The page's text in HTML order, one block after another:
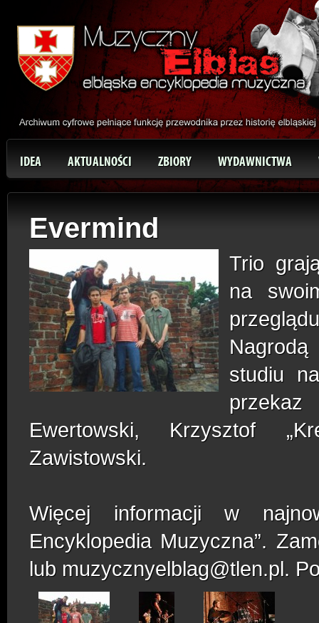
IDEA AKTUALNOŚCI ZBIORY WYDAWNICTWA
Evermind
Trio
na
studiu
Ewertowski, Krzysztof
Zawistowski.
Więcej informacji w
Encyklopedia Muzyczna”.
lub muzycznyelblag@tlen.pl.